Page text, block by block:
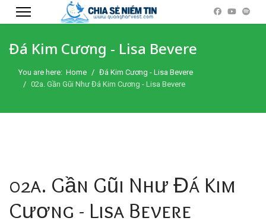
Đá Kim Cương - Lisa Bevere
You are here: Home
Đá Kim Cương - Lisa Bevere
02a. Gần Gũi Như Đá Kim Cương - Lisa Bevere
02a. Gần Gũi Như Đá Kim
Cương - Lisa Bevere